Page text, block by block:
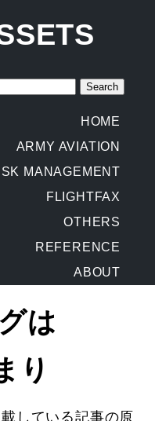
HOME
ARMY AVIATION
MANAGEMENT
FLIGHTFAX
OTHERS
REFERENCE
ABOUT
は
り
している記事の原